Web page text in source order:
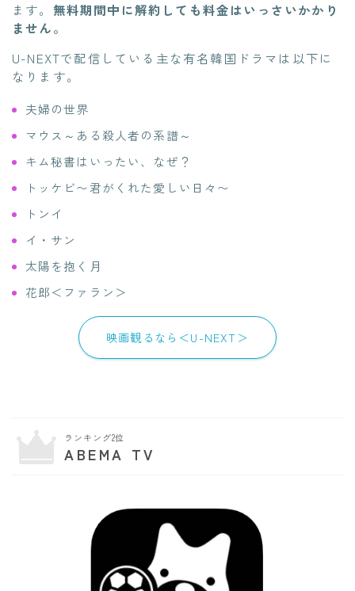
ます。 無料期間中に解約しても料金はいっさいかかり
ません。
U-NEXTで配信している主な有名韓国ドラマは以下に
なります。
夫婦の世界
マウス～ある殺人者の系譜～
キム秘書はいったい、なぜ？
トッケビ〜君がくれた愛しい日々〜
トンイ
イ・サン
太陽を抱く月
花郎＜ファラン＞
映画観るなら＜U-NEXT＞
ランキング2位
ABEMA TV